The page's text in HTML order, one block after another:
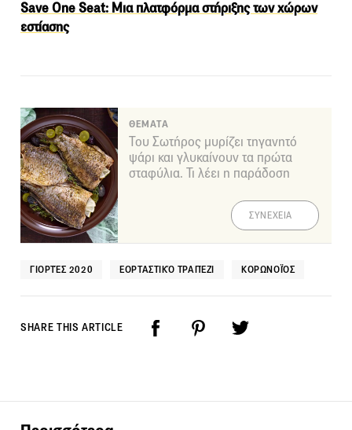
Save One Seat: Μια πλατφόρμα στήριξης των χώρων
εστίασης
ΘΕΜΑΤΑ
Του Σωτήρος μυρίζει τηγανητό
ψάρι και γλυκαίνουν τα πρώτα
σταφύλια. Τι λέει η παράδοση
ΣΥΝΕΧΕΙΑ
ΓΙΟΡΤΈΣ 2020 ΕΟΡΤΑΣΤΙΚΌ ΤΡΑΠΈΖΙ ΚΟΡΩΝΟΪΌΣ
SHARE THIS ARTICLE